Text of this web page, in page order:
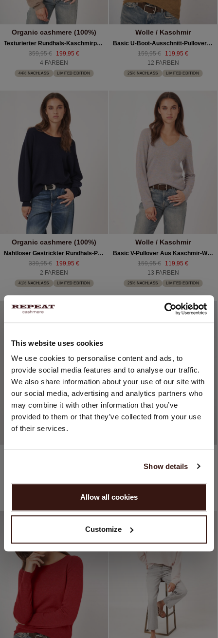
This website uses cookies
We use cookies to personalise content and ads, to
provide social media features and to analyse our traffic.
We also share information about your use of our site with
our social media, advertising and analytics partners who
may combine it with other information that you’ve
provided to them or that they’ve collected from your use
of their services.
Show details
Allow all cookies
Customize
Organic cashmere (100%)
Texturierter Rundhals-Kaschmirpullover Mit Weiten Ärmeln
359,95 €
199,95 €
4 FARBEN
44% NACHLASS LIMITED EDITION
Wolle / Kaschmir
Basic U-Boot-Ausschnitt-Pullover Aus Kaschmir-Woll-Mischung
159,95 €
119,95 €
12 FARBEN
25% NACHLASS LIMITED EDITION
Organic cashmere (100%)
Nahtloser Gestrickter Rundhals-Pullover Aus Bio-Kaschmir
339,95 €
199,95 €
2 FARBEN
41% NACHLASS LIMITED EDITION
Wolle / Kaschmir
Basic V-Pullover Aus Kaschmir-Woll-Mischung
159,95 €
119,95 €
13 FARBEN
25% NACHLASS LIMITED EDITION
4 FARBEN
2 FARBEN
STANDORT ÄNDERN
Sie besuchen Repeat cashmere von Deutschland (€) aus.
Möchten Sie Ihre Standort aktualisieren?
Vereinigte Staaten ($)
WEITER